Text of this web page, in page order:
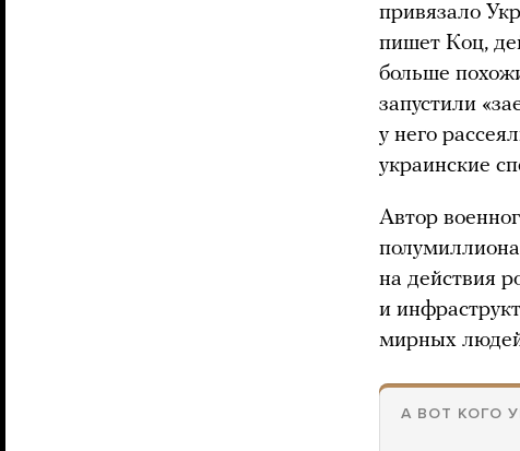
привязало
пишет Коц,
больше
запустили
у него
украинские
Автор
на действия
и
мирных
А ВОТ КОГО